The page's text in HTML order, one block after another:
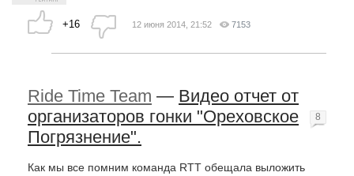
+16 12 июня 2014, 21:52 7153
Ride Time Team — Видео отчет от
организаторов гонки "Ореховское
Погрязнение".
Как мы все помним команда RTT обещала выложить
8